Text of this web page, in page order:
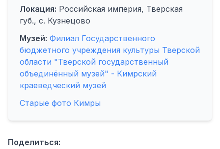
Локация: Российская империя, Тверская
губ., с. Кузнецово
Музей: Филиал Государственного
бюджетного учреждения культуры Тверской
области "Тверской государственный
объединённый музей" - Кимрский
краеведческий музей
Старые фото Кимры
Поделиться: